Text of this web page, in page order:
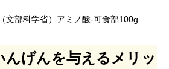
文部科学省）アミノ酸-可食部100g
んげんを与えるメリッ